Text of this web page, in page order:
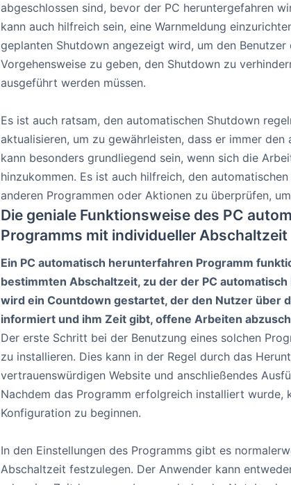
abgeschlossen sind, bevor der PC heruntergefahren
kann auch hilfreich sein, eine Warnmeldung
geplanten Shutdown angezeigt wird, um den
Vorgehensweise zu geben, den Shutdown zu
ausgeführt werden müssen.
Es ist auch ratsam, den automatischen Shutdown
aktualisieren, um zu gewährleisten, dass er immer
kann besonders grundliegend sein, wenn sich die
hinzukommen. Es ist auch hilfreich, den
anderen Programmen oder Aktionen zu überprüfen,
Die geniale Funktionsweise des PC
Programms mit individueller Abschaltzeit
Ein PC automatisch herunterfahren Programm
bestimmten Abschaltzeit, zu der der PC
wird ein Countdown gestartet, der den Nutzer über
informiert und ihm Zeit gibt, offene Arbeiten
Der erste Schritt bei der Benutzung eines solchen
zu installieren. Dies kann in der Regel durch das
vertrauenswürdigen Website und anschließendes
Nachdem das Programm erfolgreich installiert wurde,
Konfiguration zu beginnen.
In den Einstellungen des Programms gibt es
Abschaltzeit festzulegen. Der Anwender kann